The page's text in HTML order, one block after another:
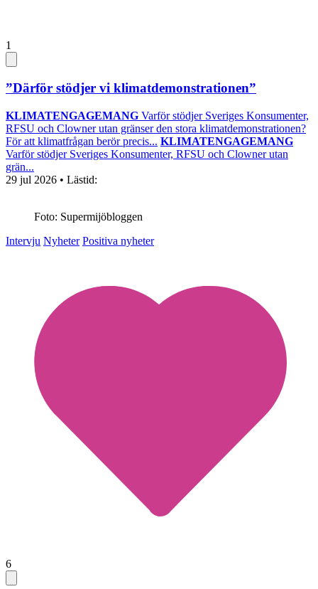
1
”Därför stödjer vi klimatdemonstrationen”
KLIMATENGAGEMANG Varför stödjer Sveriges Konsumenter,
RFSU och Clowner utan gränser den stora klimatdemonstrationen?
För att klimatfrågan berör precis... KLIMATENGAGEMANG
Varför stödjer Sveriges Konsumenter, RFSU och Clowner utan
grän...
29 jul 2026 • Lästid:
Foto: Supermijöbloggen
Intervju Nyheter Positiva nyheter
6